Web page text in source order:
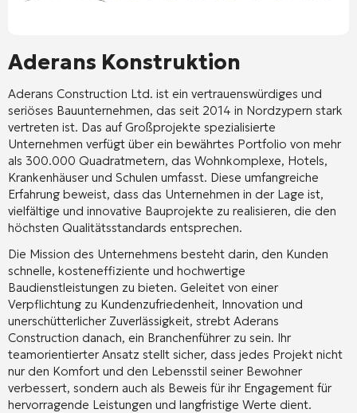
Aderans Konstruktion
Aderans Construction Ltd. ist ein vertrauenswürdiges und
seriöses Bauunternehmen, das seit 2014 in Nordzypern stark
vertreten ist. Das auf Großprojekte spezialisierte
Unternehmen verfügt über ein bewährtes Portfolio von mehr
als 300.000 Quadratmetern, das Wohnkomplexe, Hotels,
Krankenhäuser und Schulen umfasst. Diese umfangreiche
Erfahrung beweist, dass das Unternehmen in der Lage ist,
vielfältige und innovative Bauprojekte zu realisieren, die den
höchsten Qualitätsstandards entsprechen.
Die Mission des Unternehmens besteht darin, den Kunden
schnelle, kosteneffiziente und hochwertige
Baudienstleistungen zu bieten. Geleitet von einer
Verpflichtung zu Kundenzufriedenheit, Innovation und
unerschütterlicher Zuverlässigkeit, strebt Aderans
Construction danach, ein Branchenführer zu sein. Ihr
teamorientierter Ansatz stellt sicher, dass jedes Projekt nicht
nur den Komfort und den Lebensstil seiner Bewohner
verbessert, sondern auch als Beweis für ihr Engagement für
hervorragende Leistungen und langfristige Werte dient.